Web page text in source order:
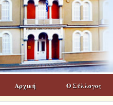
Αρχική Ο Σύλλογος